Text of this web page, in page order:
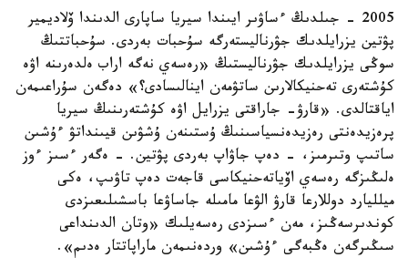
2005 - جىلدىڭ ءساۋىر ايىندا سيريا ساپارى الدىندا ۆلاديمير
پۋتين يزرايلدىك جۋرناليستەرگە سۇحبات بەردى. سۇحباتتىڭ
سوڭى يزرايلدىك جۋرناليستىڭ «رەسەي نەگە اراب ەلدەرىنە اۋە
كۇشتەرى تەحنيكالارىن ساتۋمەن اينالىسادى؟» دەگەن سۇراعىمەن
اياقتالدى. «قارۋ- جاراقتى يزرايل اۋە كۇشتەرىنىڭ سيريا
پرەزيدەنتى رەزيدەنسياسىنىڭ ۇستىنەن ۇشۋىن قيىنداتۋ ءۇشىن
ساتىپ وتىرمىز، - دەپ جاۋاپ بەردى پۋتين. - ەگەر ءسىز ءوز
ەلىڭىزگە رەسەي اۆياتەحنيكاسى قاجەت دەپ تاۋىپ، ەكى
ميلليارد دوللارعا قارۋ الۋعا مامىلە جاساۋعا باسشىلىعىزدى
كوندىرسەڭىز، مەن ءسىزدى رەسەيلىك «وتان الدىنداعى
سىڭىرگەن ەڭبەگى ءۇشىن» وردەنىمەن ماراپاتتار ەدىم».